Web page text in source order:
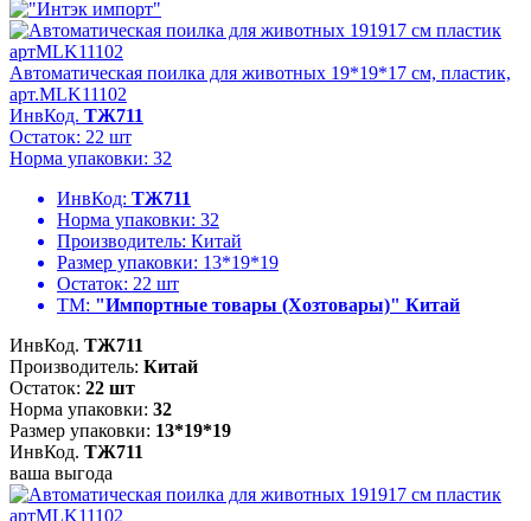
Автоматическая поилка для животных 19*19*17 см, пластик,
арт.MLK11102
ИнвКод. ТЖ711
Остаток: 22 шт
Норма упаковки: 32
ИнвКод: ТЖ711
Норма упаковки: 32
Производитель: Китай
Размер упаковки: 13*19*19
Остаток: 22 шт
ТМ: "Импортные товары (Хозтовары)" Китай
ИнвКод. ТЖ711
Производитель: Китай
Остаток: 22 шт
Норма упаковки: 32
Размер упаковки: 13*19*19
ИнвКод. ТЖ711
ваша выгода